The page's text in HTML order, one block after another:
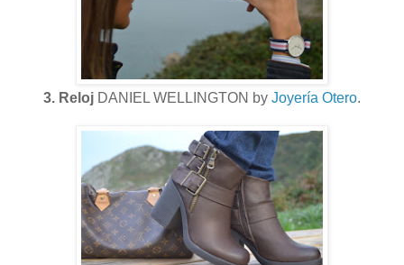
3. Reloj DANIEL WELLINGTON by Joyería Otero.